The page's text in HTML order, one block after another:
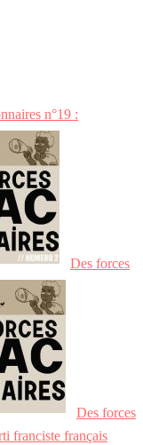
n°19 :
Des forces
Des forces
franciste français